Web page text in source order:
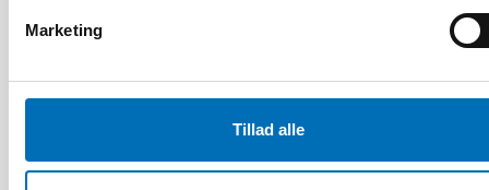
Marketing
Tillad alle
BØRN & UNGE
Nordiskt samarbete för en trygg digital
uppväxt